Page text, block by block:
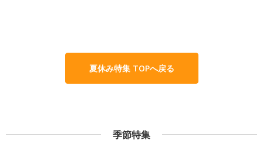
夏休み特集 TOPへ戻る
季節特集